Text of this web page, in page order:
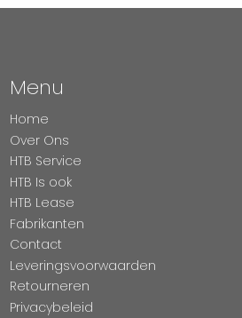
Menu
Home
Over Ons
HTB Service
HTB Is ook
HTB Lease
Fabrikanten
Contact
Leveringsvoorwaarden
Retourneren
Privacybeleid